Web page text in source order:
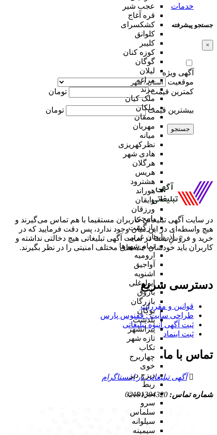
عجب شیر
قره آغاج
کشکسرای
کلوانق
کلیبر
کوزه کنان
گوگان
لیلان
مراغه
مرند
ملک کیان
ملکان
ممقان
مهربان
میانه
نظرکهریزی
هادی شهر
هرگلان
هریس
هشترود
هوراند
وایقان
ورزقان
یامچی
بازگشت
آذربایجان غربی
تمام شهر‌ها
ارومیه
آواجیق
اشنویه
ایواوغلی
باروق
بازرگان
بوکان
پلدشت
پیرانشهر
تازه شهر
تکاب
چهاربرج
خوی
دیزج دیز
ربط
سردشت
سرو
سلماس
سیلوانه
سیمینه
خدمات
جستجو پیشرفته
×
آگهی ویژه
موقعیت
کمترین قیمت
تومان
بیشترین قیمت تومان
جستجو
در سایت آگهی تبلیغاتی کاربران مستقیما با هم تماس می‌گیرند و
هیچ واسطه‌ای در این میان وجود ندارد، پس دقت فرمایید که در
خرید و فروشِ شما در سایت آگهی تبلیغاتی هیچ دخالتی نداشته و
کاربران باید خودشان جنبه‌های مختلف امنیتی را در نظر بگیرند.
دسترسی سریع
قوانین و مقررات
طراحی سایت : ققنوس پارس
ثبت آگهی انبوه تبلیغاتی
ثبت اینماد
تماس با ما
آگهی تبلیغاتی در اینستاگرام
شماره تماس: 02191304320